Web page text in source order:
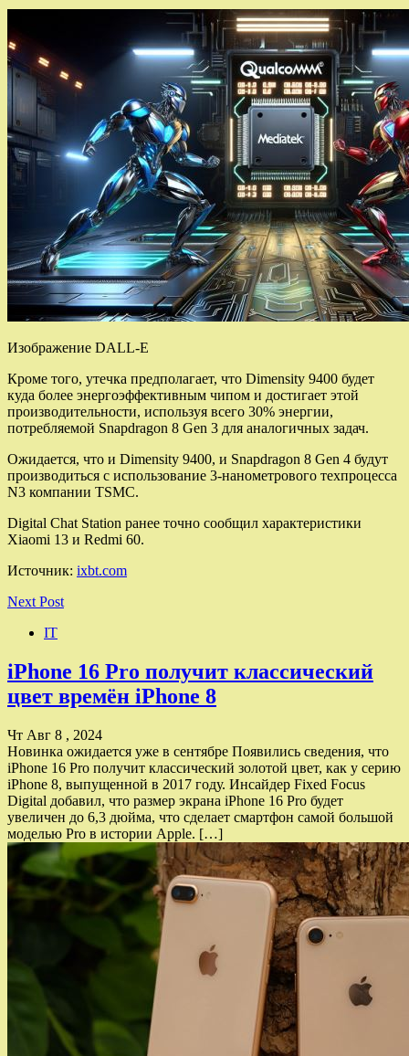
Изображение DALL-E
Кроме того, утечка предполагает, что Dimensity 9400 будет
куда более энергоэффективным чипом и достигает этой
производительности, используя всего 30% энергии,
потребляемой Snapdragon 8 Gen 3 для аналогичных задач.
Ожидается, что и Dimensity 9400, и Snapdragon 8 Gen 4 будут
производиться с использование 3-нанометрового техпроцесса
N3 компании TSMC.
Digital Chat Station ранее точно сообщил характеристики
Xiaomi 13 и Redmi 60.
Источник: ixbt.com
Next Post
IT
iPhone 16 Pro получит классический
цвет времён iPhone 8
Чт Авг 8 , 2024
Новинка ожидается уже в сентябре Появились сведения, что
iPhone 16 Pro получит классический золотой цвет, как у серию
iPhone 8, выпущенной в 2017 году. Инсайдер Fixed Focus
Digital добавил, что размер экрана iPhone 16 Pro будет
увеличен до 6,3 дюйма, что сделает смартфон самой большой
моделью Pro в истории Apple. […]